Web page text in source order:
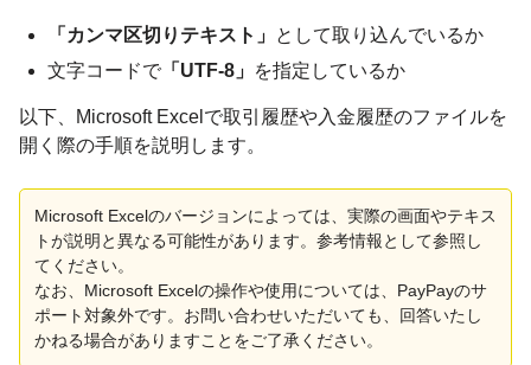
「カンマ区切りテキスト」 として取り込んでいるか
文字コードで 「UTF-8」 を指定しているか
以下、Microsoft Excelで取引履歴や入金履歴のファイルを
開く際の手順を説明します。
Microsoft Excelのバージョンによっては、実際の画面やテキス
トが説明と異なる可能性があります。参考情報として参照し
てください。
なお、Microsoft Excelの操作や使用については、PayPayのサ
ポート対象外です。お問い合わせいただいても、回答いたし
かねる場合がありますことをご了承ください。